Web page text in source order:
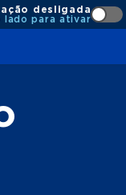
desligada
lado para ativar